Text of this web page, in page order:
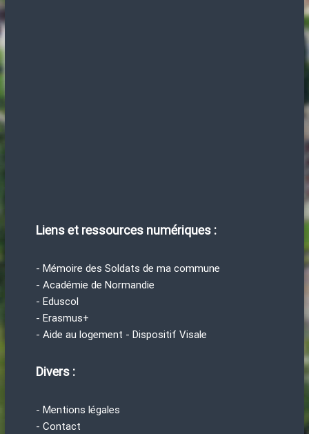
Liens et ressources numériques :
- Mémoire des Soldats de ma commune
- Académie de Normandie
- Eduscol
- Erasmus+
- Aide au logement - Dispositif Visale
Divers :
- Mentions légales
- Contact